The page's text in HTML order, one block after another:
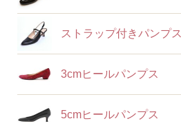
ストラップ付きパンプス
3cmヒールパンプス
5cmヒールパンプス